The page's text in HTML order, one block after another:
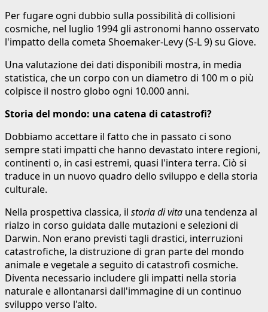
Per fugare ogni dubbio sulla possibilità di collisioni
cosmiche, nel luglio 1994 gli astronomi hanno osservato
l'impatto della cometa Shoemaker-Levy (S-L 9) su Giove.
Una valutazione dei dati disponibili mostra, in media
statistica, che un corpo con un diametro di 100 m o più
colpisce il nostro globo ogni 10.000 anni.
Storia del mondo: una catena di catastrofi?
Dobbiamo accettare il fatto che in passato ci sono
sempre stati impatti che hanno devastato intere regioni,
continenti o, in casi estremi, quasi l'intera terra. Ciò si
traduce in un nuovo quadro dello sviluppo e della storia
culturale.
Nella prospettiva classica, il storia di vita una tendenza al
rialzo in corso guidata dalle mutazioni e selezioni di
Darwin. Non erano previsti tagli drastici, interruzioni
catastrofiche, la distruzione di gran parte del mondo
animale e vegetale a seguito di catastrofi cosmiche.
Diventa necessario includere gli impatti nella storia
naturale e allontanarsi dall'immagine di un continuo
sviluppo verso l'alto.